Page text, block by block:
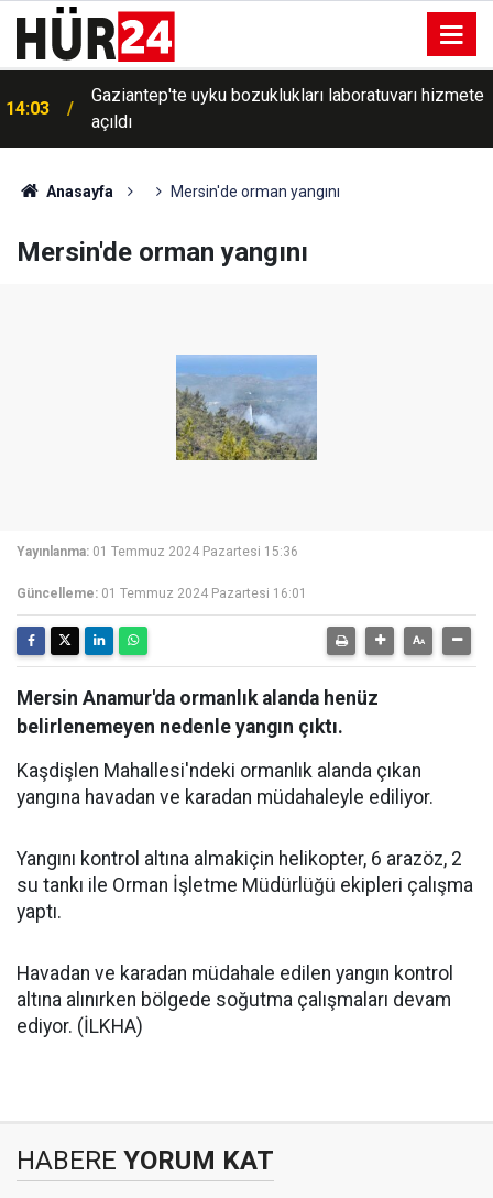
14:03
Gaziantep'te uyku bozuklukları laboratuvarı hizmete
açıldı
Anasayfa Mersin'de orman yangını
Mersin'de orman yangını
Yayınlanma: 01 Temmuz 2024 Pazartesi 15:36
Güncelleme: 01 Temmuz 2024 Pazartesi 16:01
Mersin Anamur'da ormanlık alanda henüz
belirlenemeyen nedenle yangın çıktı.
Kaşdişlen Mahallesi'ndeki ormanlık alanda çıkan
yangına havadan ve karadan müdahaleyle ediliyor.
Yangını kontrol altına almakiçin helikopter, 6 arazöz, 2
su tankı ile Orman İşletme Müdürlüğü ekipleri çalışma
yaptı.
Havadan ve karadan müdahale edilen yangın kontrol
altına alınırken bölgede soğutma çalışmaları devam
ediyor. (İLKHA)
HABERE YORUM KAT